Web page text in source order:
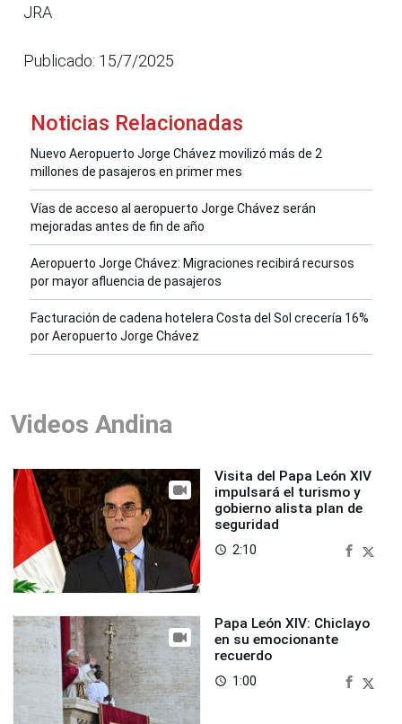
JRA
Publicado: 15/7/2025
Noticias Relacionadas
Nuevo Aeropuerto Jorge Chávez movilizó más de 2
millones de pasajeros en primer mes
Vías de acceso al aeropuerto Jorge Chávez serán
mejoradas antes de fin de año
Aeropuerto Jorge Chávez: Migraciones recibirá recursos
por mayor afluencia de pasajeros
Facturación de cadena hotelera Costa del Sol crecería 16%
por Aeropuerto Jorge Chávez
Videos Andina
Visita del Papa León XIV
impulsará el turismo y
gobierno alista plan de
seguridad
access_time 2:10
Papa León XIV: Chiclayo
en su emocionante
recuerdo
access_time 1:00